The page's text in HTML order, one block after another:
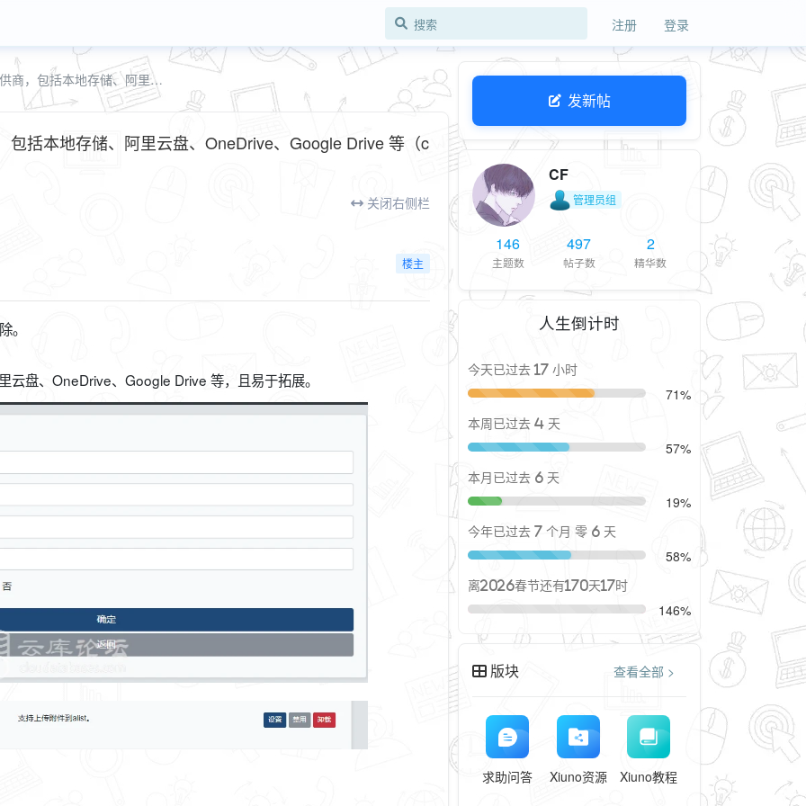
注册 登录
附件上传到Alist，支持多个存储提供商，包括本地存储、阿里云盘、OneDrive、Google Drive 等（cc_attach_alist）
括本地存储、阿里云盘、OneDrive、Google Drive 等（c
关闭右侧栏
楼主
。
盘、OneDrive、Google Drive 等，且易于拓展。
发新帖
CF
管理员组
146
主题数
497
帖子数
2
精华数
人生倒计时
今天已过去 17 小时
71%
本周已过去 4 天
57%
本月已过去 6 天
19%
今年已过去 7 个月 零 6 天
58%
离2026春节还有170天17时
146%
版块 查看全部 >
求助问答 Xiuno资源 Xiuno教程